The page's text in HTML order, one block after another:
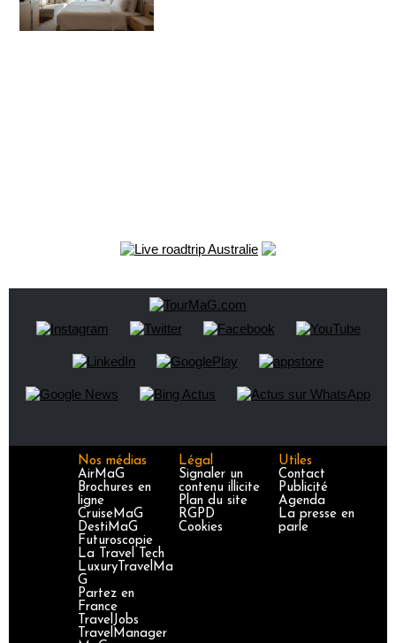
Nos médias
AirMaG
Brochures en
ligne
CruiseMaG
DestiMaG
Futuroscopie
La Travel Tech
LuxuryTravelMa
G
Partez en
France
TravelJobs
TravelManager
Légal
Signaler un
contenu illicite
Plan du site
RGPD
Cookies
Utiles
Contact
Publicité
Agenda
La presse en
parle